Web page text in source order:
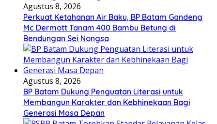
Agustus 8, 2026
Perkuat Ketahanan Air Baku, BP Batam Gandeng
Mc Dermott Tanam 400 Bambu Betung di
Bendungan Sei Nongsa
Agustus 8, 2026
BP Batam Dukung Penguatan Literasi untuk
Membangun Karakter dan Kebhinekaan Bagi
Generasi Masa Depan